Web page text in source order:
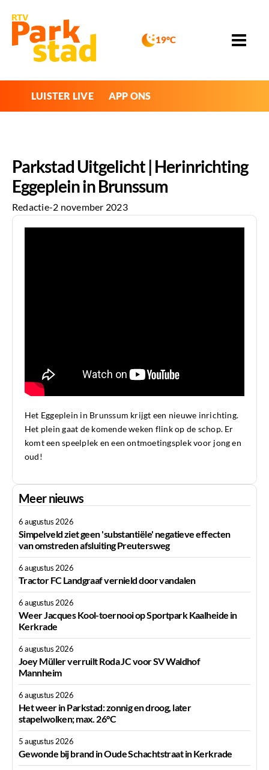
19°C
LUISTER LIVE APP ONS
Parkstad Uitgelicht | Herinrichting
Eggeplein in Brunssum
Redactie-2 november 2023
Het Eggeplein in Brunssum krijgt een nieuwe inrichting.
Het plein gaat de komende weken flink op de schop. Er
komt een speelplek en een ontmoetingsplek voor jong en
oud!
Meer nieuws
6 augustus 2026
Simpelveld ziet geen 'substantiële' negatieve effecten
van omstreden afsluiting Preutersweg
6 augustus 2026
Tractor FC Landgraaf vernield door vandalen
6 augustus 2026
Weer Jacques Kool-toernooi op Sportpark Kaalheide in
Kerkrade
6 augustus 2026
Joey Müller verruilt Roda JC voor SV Waldhof
Mannheim
6 augustus 2026
Het weer in Parkstad: zonnig en droog, later
stapelwolken; max. 26°C
5 augustus 2026
Gewonde bij brand in Oude Schachtstraat in Kerkrade